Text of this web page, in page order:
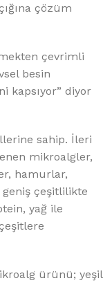
çözüm
çevrimli
besin
kapsıyor” diyor
sahip. İleri
mikroalgler,
hamurlar,
geniş çeşitlilikte
yağ ile
ürünü; yeşil